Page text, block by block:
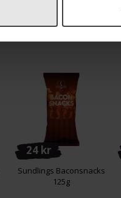
24 kr
Sundlings Baconsnacks
125g